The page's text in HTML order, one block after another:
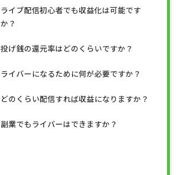
ライブ配信初心者でも収益化は可能です
か？
投げ銭の還元率はどのくらいですか？
ライバーになるために何が必要ですか？
どのくらい配信すれば収益になりますか？
副業でもライバーはできますか？